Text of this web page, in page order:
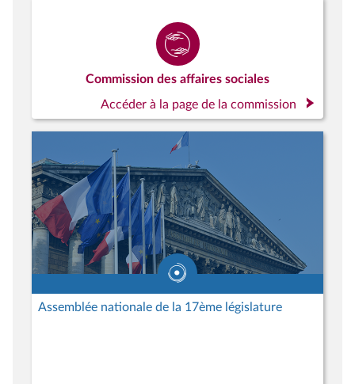
Commission des affaires sociales
Accéder à la page de la commission
Assemblée nationale de la 17ème législature